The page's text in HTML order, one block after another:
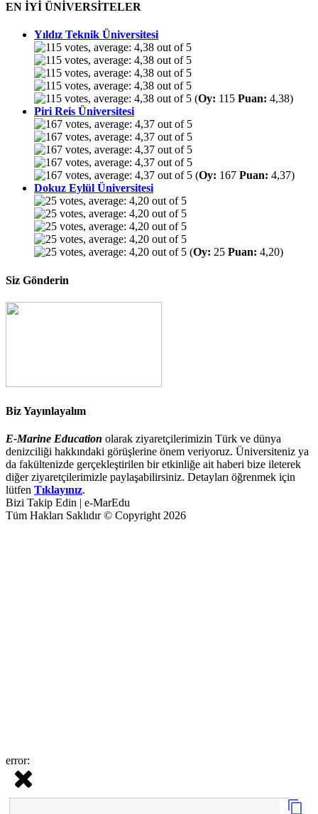
EN İYİ ÜNİVERSİTELER
Yıldız Teknik Üniversitesi
(Oy: 115 Puan: 4,38)
Piri Reis Üniversitesi
(Oy: 167 Puan: 4,37)
Dokuz Eylül Üniversitesi
(Oy: 25 Puan: 4,20)
Siz Gönderin
Biz Yayınlayalım
E-Marine Education olarak ziyaretçilerimizin Türk ve dünya
denizciliği hakkındaki görüşlerine önem veriyoruz. Üniversiteniz ya
da fakültenizde gerçekleştirilen bir etkinliğe ait haberi bize ileterek
diğer ziyaretçilerimizle paylaşabilirsiniz. Detayları öğrenmek için
lütfen Tıklayınız.
Bizi Takip Edin | e-MarEdu
Tüm Hakları Saklıdır © Copyright 2026
error: